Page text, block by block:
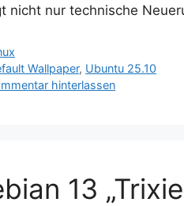
nicht nur technische
Wallpaper, Ubuntu 25.10
hinterlassen
13